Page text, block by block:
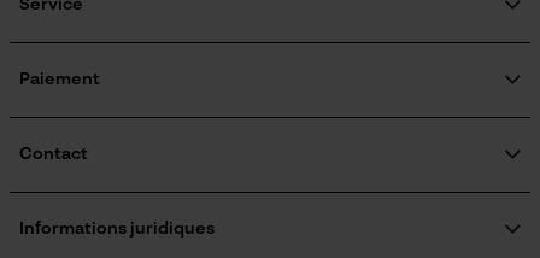
Engagement social
Inscription à la newsletter
Service
KOX Catalogue
Informations sur les frais de livraison
Paiement
Contact
Formulaire de commande
Informations juridiques